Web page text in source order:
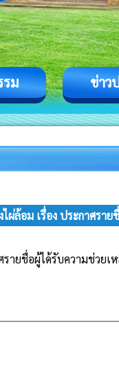
รม ข่าว
ผ่ล้อม เรื่อง ประกาศร
รายชื่อผู้ได้รับความช่วย